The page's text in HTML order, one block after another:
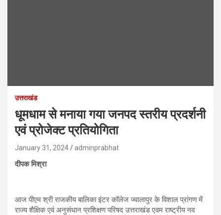
उत्तराखंड
धूमधाम से मनाया गया जनपद स्तरीय प्रदर्शनी
एवं प्रोजेक्ट प्रतियोगिता
January 31, 2024 adminprabhat
दीपक मिश्रा
आज पीएम श्री राजकीय बालिका इंटर कॉलेज ज्वालापुर के विशाल प्रांगण में
राज्य शैक्षिक एवं अनुसंधान प्रशिक्षण परिषद उत्तराखंड एवम राष्ट्रीय नव